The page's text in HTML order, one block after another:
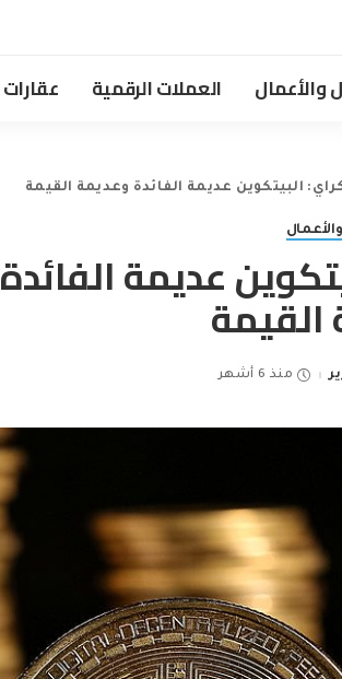
والأعمال العملات الرقمية عقارات
البيتكوين عديمة الفائدة وعديمة القيمة
عديمة الفائدة
منذ 6 أشهر